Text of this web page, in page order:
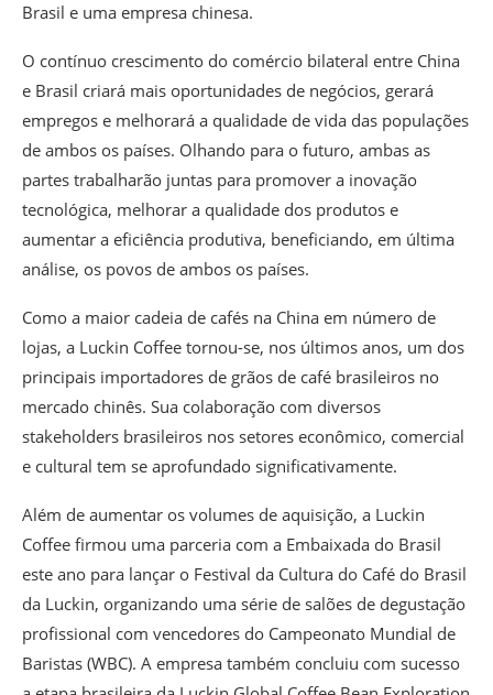
Brasil e uma empresa chinesa.
O contínuo crescimento do comércio bilateral entre China
e Brasil criará mais oportunidades de negócios, gerará
empregos e melhorará a qualidade de vida das populações
de ambos os países. Olhando para o futuro, ambas as
partes trabalharão juntas para promover a inovação
tecnológica, melhorar a qualidade dos produtos e
aumentar a eficiência produtiva, beneficiando, em última
análise, os povos de ambos os países.
Como a maior cadeia de cafés na China em número de
lojas, a Luckin Coffee tornou-se, nos últimos anos, um dos
principais importadores de grãos de café brasileiros no
mercado chinês. Sua colaboração com diversos
stakeholders brasileiros nos setores econômico, comercial
e cultural tem se aprofundado significativamente.
Além de aumentar os volumes de aquisição, a Luckin
Coffee firmou uma parceria com a Embaixada do Brasil
este ano para lançar o Festival da Cultura do Café do Brasil
da Luckin, organizando uma série de salões de degustação
profissional com vencedores do Campeonato Mundial de
Baristas (WBC). A empresa também concluiu com sucesso